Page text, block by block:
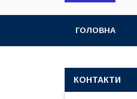
ГОЛОВНА
КОНТАКТИ